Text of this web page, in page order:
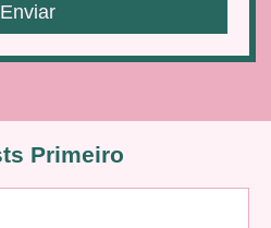
Enviar
Primeiro